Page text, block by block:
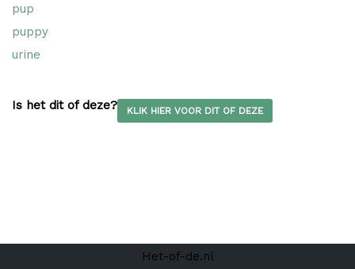
pup
puppy
urine
Is het dit of deze? KLIK HIER VOOR DIT OF DEZE
Het-of-de.nl